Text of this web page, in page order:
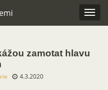
zamotat hlavu
4.3.2020